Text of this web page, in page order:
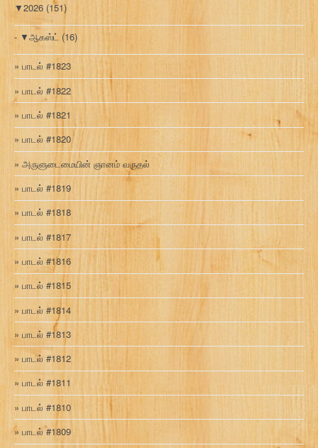
▼2026 (151)
▼ஆகஸ்ட் (16)
பாடல் #1823
பாடல் #1822
பாடல் #1821
பாடல் #1820
அருளுடைமையின் ஞானம் வருதல்
பாடல் #1819
பாடல் #1818
பாடல் #1817
பாடல் #1816
பாடல் #1815
பாடல் #1814
பாடல் #1813
பாடல் #1812
பாடல் #1811
பாடல் #1810
பாடல் #1809